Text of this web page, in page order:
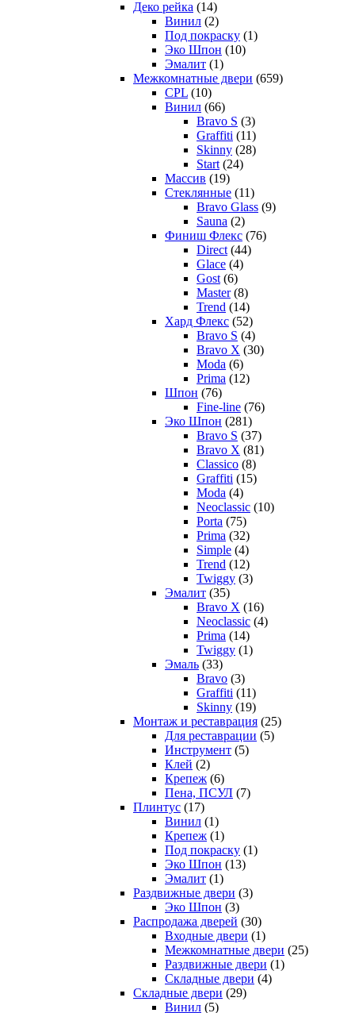
Деко рейка (14)
Винил (2)
Под покраску (1)
Эко Шпон (10)
Эмалит (1)
Межкомнатные двери (659)
CPL (10)
Винил (66)
Bravo S (3)
Graffiti (11)
Skinny (28)
Start (24)
Массив (19)
Стеклянные (11)
Bravo Glass (9)
Sauna (2)
Финиш Флекс (76)
Direct (44)
Glace (4)
Gost (6)
Master (8)
Trend (14)
Хард Флекс (52)
Bravo S (4)
Bravo X (30)
Moda (6)
Prima (12)
Шпон (76)
Fine-line (76)
Эко Шпон (281)
Bravo S (37)
Bravo X (81)
Classico (8)
Graffiti (15)
Moda (4)
Neoclassic (10)
Porta (75)
Prima (32)
Simple (4)
Trend (12)
Twiggy (3)
Эмалит (35)
Bravo X (16)
Neoclassic (4)
Prima (14)
Twiggy (1)
Эмаль (33)
Bravo (3)
Graffiti (11)
Skinny (19)
Монтаж и реставрация (25)
Для реставрации (5)
Инструмент (5)
Клей (2)
Крепеж (6)
Пена, ПСУЛ (7)
Плинтус (17)
Винил (1)
Крепеж (1)
Под покраску (1)
Эко Шпон (13)
Эмалит (1)
Раздвижные двери (3)
Эко Шпон (3)
Распродажа дверей (30)
Входные двери (1)
Межкомнатные двери (25)
Раздвижные двери (1)
Складные двери (4)
Складные двери (29)
Винил (5)